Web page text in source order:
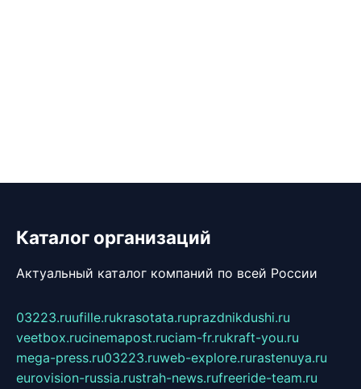
Каталог организаций
Актуальный каталог компаний по всей России
03223.ruufille.rukrasotata.ruprazdnikdushi.ru
veetbox.rucinemapost.ruciam-fr.rukraft-you.ru
mega-press.ru03223.ruweb-explore.rurastenuya.ru
eurovision-russia.rustrah-news.rufreeride-team.ru